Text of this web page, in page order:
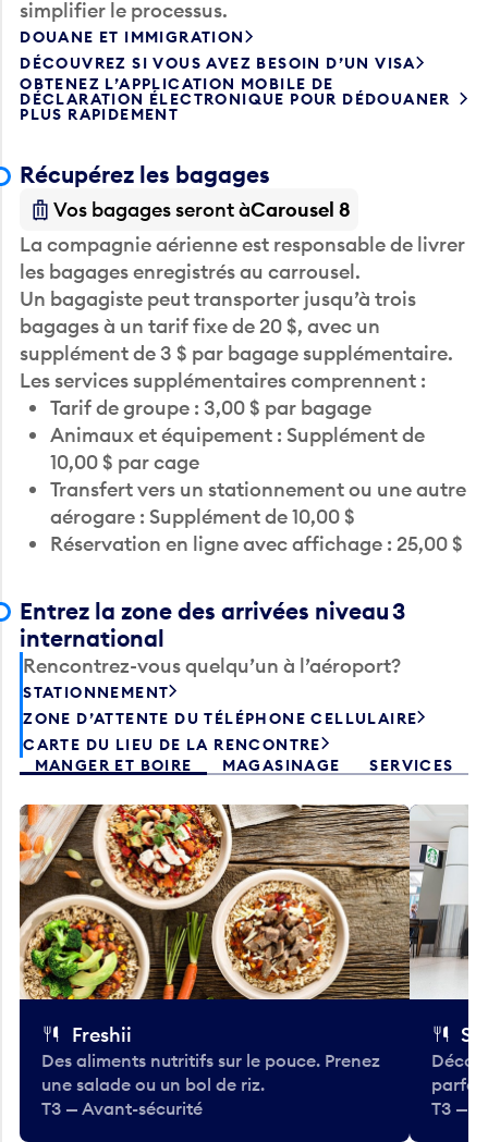
DOUANE ET IMMIGRATION
DÉCOUVREZ SI VOUS AVEZ BESOIN D’UN VISA
OBTENEZ L’APPLICATION MOBILE DE
DÉCLARATION ÉLECTRONIQUE POUR DÉDOUANER
PLUS RAPIDEMENT
Vos bagages seront àCarousel 8
La compagnie aérienne est responsable de livrer
les bagages enregistrés au carrousel.
Un bagagiste peut transporter jusqu’à trois
bagages à un tarif fixe de 20 $, avec un
supplément de 3 $ par bagage supplémentaire.
Les services supplémentaires comprennent :
Tarif de groupe : 3,00 $ par bagage
Animaux et équipement : Supplément de
10,00 $ par cage
Transfert vers un stationnement ou une autre
aérogare : Supplément de 10,00 $
Réservation en ligne avec affichage : 25,00 $
international
Rencontrez-vous quelqu’un à l’aéroport?
STATIONNEMENT
ZONE D’ATTENTE DU TÉLÉPHONE CELLULAIRE
CARTE DU LIEU DE LA RENCONTRE
MANGER ET BOIRE
MAGASINAGE
Des aliments nutritifs sur le pouce. Prenez
une salade ou un bol de riz.
T3 — Avant-sécurité
T3 —